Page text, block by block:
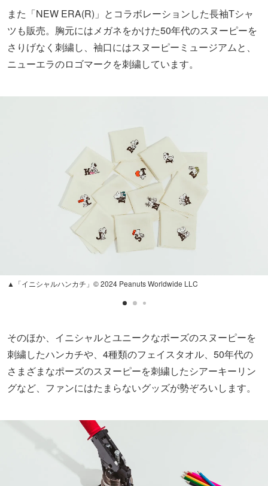
また「NEW ERA(R)」とコラボレーションした長袖Tシャ
ツも販売。胸元にはメガネをかけた50年代のスヌーピーを
さりげなく刺繍し、袖口にはスヌーピーミュージアムと、
ニューエラのロゴマークを刺繍しています。
▲「イニシャルハンカチ」© 2024 Peanuts Worldwide LLC
そのほか、イニシャルとユニークなポーズのスヌーピーを
刺繍したハンカチや、4種類のフェイスタオル、50年代の
さまざまなポーズのスヌーピーを刺繍したシアーキーリン
グなど、ファンにはたまらないグッズが勢ぞろいします。